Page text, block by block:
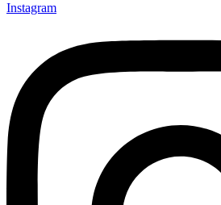
Instagram